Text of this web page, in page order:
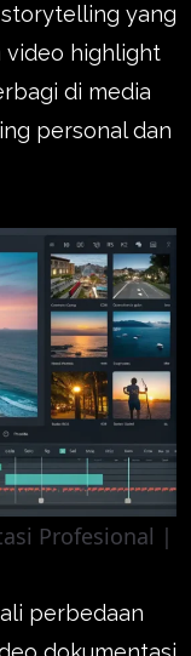
yang
video highlight
di media
personal dan
Profesional |
perbedaan